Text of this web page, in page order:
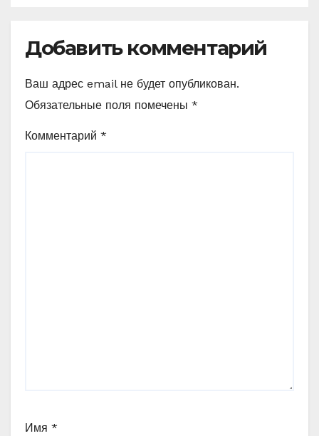
Добавить комментарий
Ваш адрес email не будет опубликован.
Обязательные поля помечены *
Комментарий *
Имя *